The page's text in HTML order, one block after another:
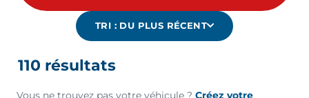
TRI : DU PLUS RÉCENT
110 résultats
Vous ne trouvez pas votre véhicule ? Créez votre